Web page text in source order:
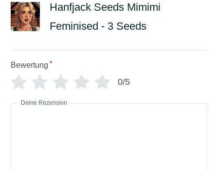
Hanfjack Seeds Mimimi
Feminised - 3 Seeds
Bewertung *
0/5
Deine Rezension